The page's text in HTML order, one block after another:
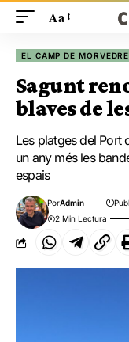
Aa
EL CAMP DE MORVEDRE
Sagunt
blaves de
Les platges del Port
un any més les
espais
PorAdmin
2 Min Lectura